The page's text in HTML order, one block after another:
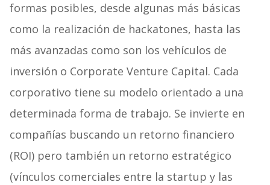
formas posibles, desde algunas más básicas
como la realización de hackatones, hasta las
más avanzadas como son los vehículos de
inversión o Corporate Venture Capital. Cada
corporativo tiene su modelo orientado a una
determinada forma de trabajo. Se invierte en
compañías buscando un retorno financiero
(ROI) pero también un retorno estratégico
(vínculos comerciales entre la startup y las